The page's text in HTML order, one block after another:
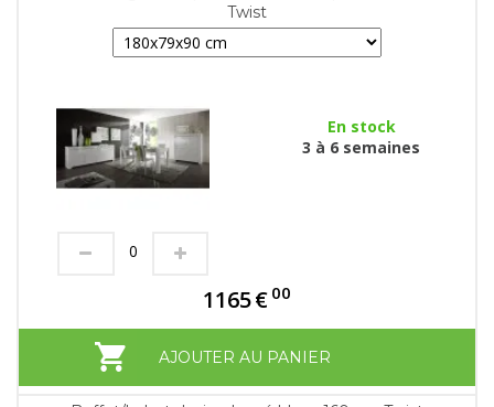
Twist
En stock
3 à 6 semaines
1165€ 00
AJOUTER AU PANIER